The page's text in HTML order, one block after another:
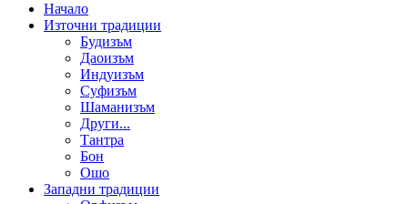
Начало
Източни традиции
Будизъм
Даоизъм
Индуизъм
Суфизъм
Шаманизъм
Други...
Тантра
Бон
Ошо
Западни традиции